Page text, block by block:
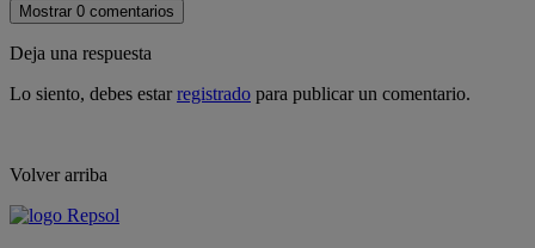
Mostrar 0 comentarios
Deja una respuesta
Lo siento, debes estarregistrado para publicar un comentario.
Volver arriba